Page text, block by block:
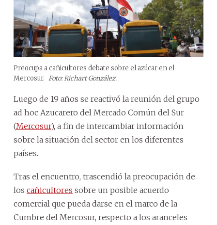
Preocupa a cañicultores debate sobre el azúcar en el
Mercosur. Foto: Richart González.
Luego de 19 años se reactivó la reunión del grupo
ad hoc Azucarero del Mercado Común del Sur
(Mercosur), a fin de intercambiar información
sobre la situación del sector en los diferentes
países.
Tras el encuentro, trascendió la preocupación de
los cañicultores sobre un posible acuerdo
comercial que pueda darse en el marco de la
Cumbre del Mercosur, respecto a los aranceles